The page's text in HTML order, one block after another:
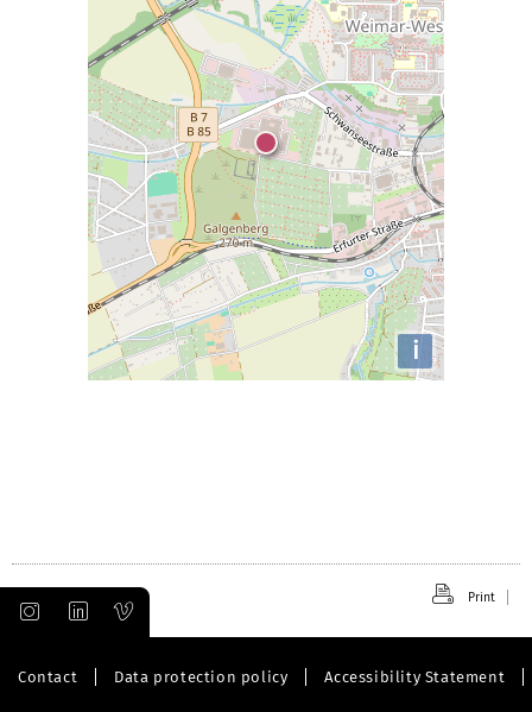
i
Print
Contact Data protection policy Accessibility Statement